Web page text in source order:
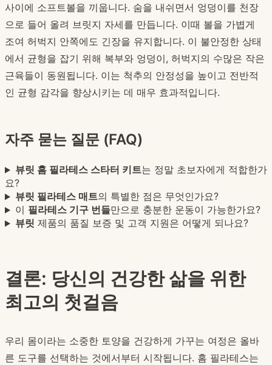
사이에 소프트볼을 끼웁니다. 숨을 내쉬면서 엉덩이를 천장
으로 들어 올려 브릿지 자세를 만듭니다. 이때 볼을 가볍게
조여 허벅지 안쪽에도 긴장을 유지합니다. 이 불안정한 상태
에서 균형을 잡기 위해 복부와 엉덩이, 허벅지의 수많은 작은
근육들이 동원됩니다. 이는 척추의 안정성을 높이고 전반적
인 균형 감각을 향상시키는 데 매우 효과적입니다.
자주 묻는 질문 (FAQ)
뷰릿 홈 필라테스 스타터 키트는 정말 초보자에게 적합한가
요?
뷰릿 필라테스 매트의 특별한 점은 무엇인가요?
이 필라테스 기구 번들만으로 충분한 운동이 가능한가요?
뷰릿 제품의 품질 보증 및 고객 지원은 어떻게 되나요?
결론: 당신의 건강한 삶을 위한
최고의 첫걸음
우리 몸이라는 소중한 토양을 건강하게 가꾸는 여정은 올바
른 도구를 선택하는 것에서부터 시작됩니다. 홈 필라테스는